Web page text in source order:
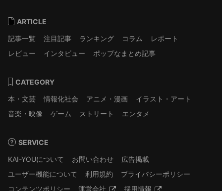
ARTICLE
記事一覧
注目記事 ランキング コラム
レポート
レビュー
インタビュー ポップなまとめ記事
CATEGORY
本・文芸
情報化社会 アニメ・漫画
イラスト・アート
音楽・映像
ゲーム ストリート エンタメ
SERVICE
KAI-YOUについて
お問い合わせ
広告掲載
ユーザー機能について
利用規約
プライバシーポリシー
コンテンツポリシー
運営会社 採用情報